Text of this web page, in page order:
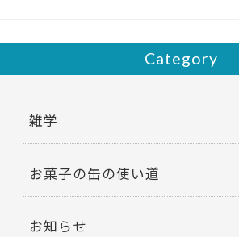
Category
雑学
お菓子の缶の使い道
お知らせ